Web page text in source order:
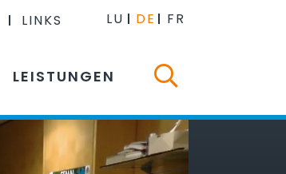
LINKS LU DE FR
LEISTUNGEN